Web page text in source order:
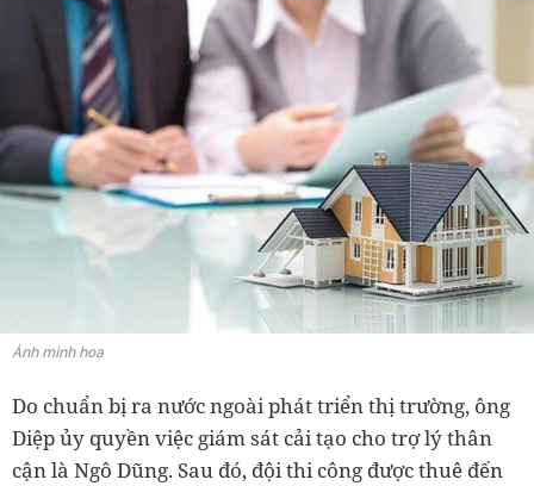
Ảnh minh hoạ
Do chuẩn bị ra nước ngoài phát triển thị trường, ông
Diệp ủy quyền việc giám sát cải tạo cho trợ lý thân
cận là Ngô Dũng. Sau đó, đội thi công được thuê đến